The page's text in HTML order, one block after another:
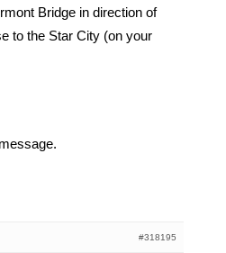
Bridge in direction of
to the Star City (on your
#318195